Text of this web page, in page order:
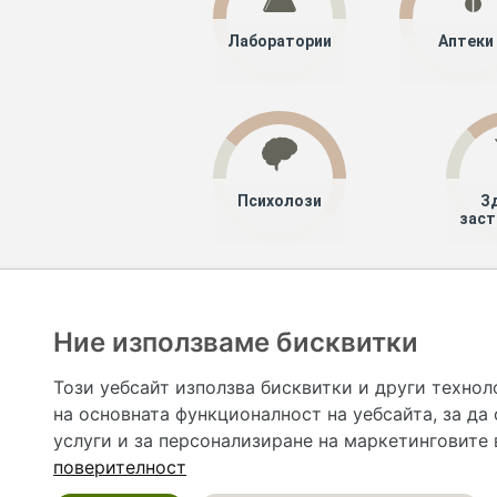
Лаборатории Аптеки
Психолози
предназначена да служи само и единствено за
допълване на данните и за коригиране на
Ние използваме бисквитки
Този уебсайт използва бисквитки и други
на основната функционалност на уебсайта, за да
услуги и за персонализиране на
поверителност